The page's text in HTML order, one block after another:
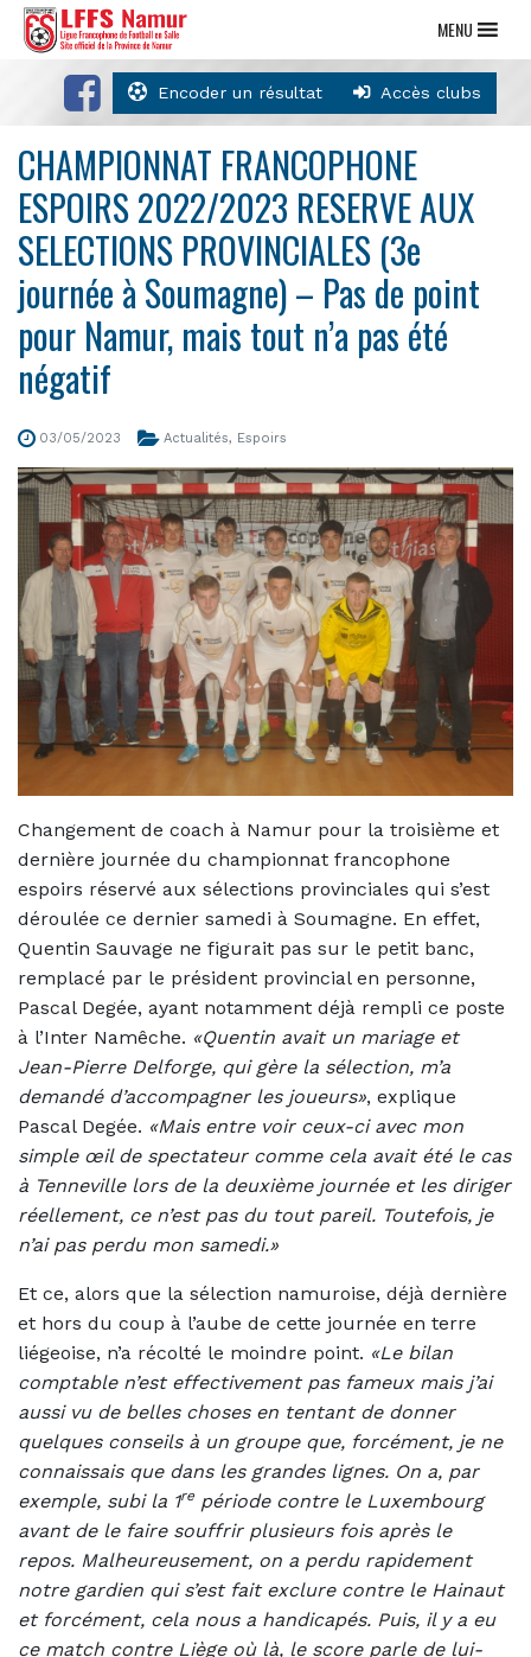
Encoder un résultat Accès clubs
MENU
CHAMPIONNAT FRANCOPHONE
ESPOIRS 2022/2023 RESERVE AUX
SELECTIONS PROVINCIALES (3e
journée à Soumagne) – Pas de point
pour Namur, mais tout n’a pas été
négatif
03/05/2023 Actualités, Espoirs
Changement de coach à Namur pour la troisième et
dernière journée du championnat francophone
espoirs réservé aux sélections provinciales qui s’est
déroulée ce dernier samedi à Soumagne. En effet,
Quentin Sauvage ne figurait pas sur le petit banc,
remplacé par le président provincial en personne,
Pascal Degée, ayant notamment déjà rempli ce poste
à l’Inter Namêche. «Quentin avait un mariage et
Jean-Pierre Delforge, qui gère la sélection, m’a
demandé d’accompagner les joueurs», explique
Pascal Degée. «Mais entre voir ceux-ci avec mon
simple œil de spectateur comme cela avait été le cas
à Tenneville lors de la deuxième journée et les diriger
réellement, ce n’est pas du tout pareil. Toutefois, je
n’ai pas perdu mon samedi.»
Et ce, alors que la sélection namuroise, déjà dernière
et hors du coup à l’aube de cette journée en terre
liégeoise, n’a récolté le moindre point. «Le bilan
comptable n’est effectivement pas fameux mais j’ai
aussi vu de belles choses en tentant de donner
quelques conseils à un groupe que, forcément, je ne
connaissais que dans les grandes lignes. On a, par
exemple, subi la 1repériode contre le Luxembourg
avant de le faire souffrir plusieurs fois après le
repos. Malheureusement, on a perdu rapidement
notre gardien qui s’est fait exclure contre le Hainaut
et forcément, cela nous a handicapés. Puis, il y a eu
ce match contre Liège où là, le score parle de lui-